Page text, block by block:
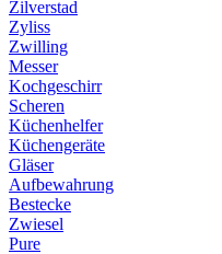
Zilverstad
Zyliss
Zwilling
Messer
Kochgeschirr
Scheren
Küchenhelfer
Küchengeräte
Gläser
Aufbewahrung
Bestecke
Zwiesel
Pure